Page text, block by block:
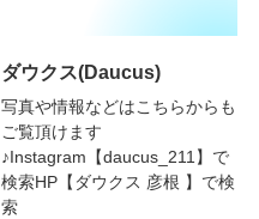
ダウクス(Daucus)
写真や情報などはこちらからも
ご覧頂けます
♪Instagram【daucus_211】で
検索HP【ダウクス 彦根 】で検
索